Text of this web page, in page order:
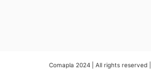
Comapla 2024 | All rights reserved |